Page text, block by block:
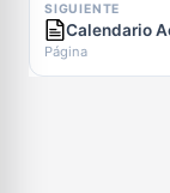
SIGUIENTE
Calendario
Página